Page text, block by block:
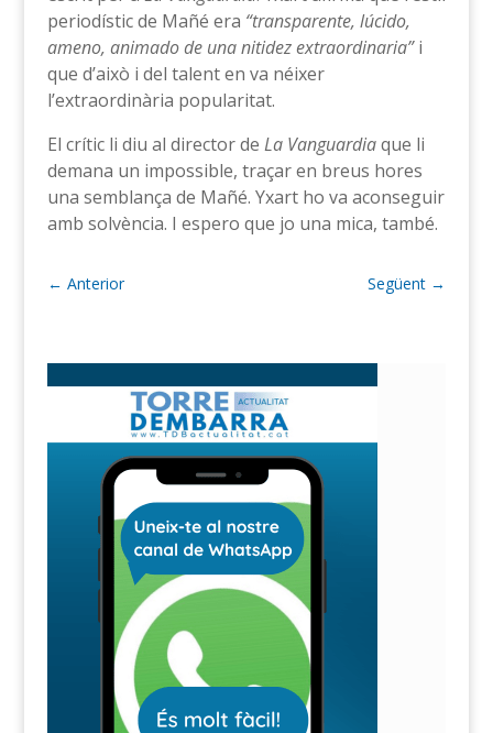
periodístic de Mañé era “transparente, lúcido,
ameno, animado de una nitidez extraordinaria”i
que d’això i del talent en va néixer
l’extraordinària popularitat.
El crític li diu al director de La Vanguardiaque li
demana un impossible, traçar en breus hores
una semblança de Mañé. Yxart ho va aconseguir
amb solvència. I espero que jo una mica, també.
← Anterior Següent →